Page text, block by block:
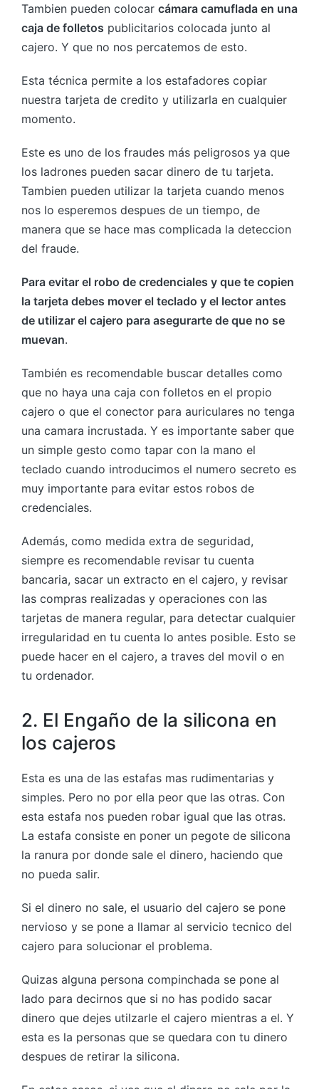
Tambien pueden colocar cámara camuflada en una
caja de folletos publicitarios colocada junto al
cajero. Y que no nos percatemos de esto.
Esta técnica permite a los estafadores copiar
nuestra tarjeta de credito y utilizarla en cualquier
momento.
Este es uno de los fraudes más peligrosos ya que
los ladrones pueden sacar dinero de tu tarjeta.
Tambien pueden utilizar la tarjeta cuando menos
nos lo esperemos despues de un tiempo, de
manera que se hace mas complicada la deteccion
del fraude.
Para evitar el robo de credenciales y que te copien
la tarjeta debes mover el teclado y el lector antes
de utilizar el cajero para asegurarte de que no se
muevan.
También es recomendable buscar detalles como
que no haya una caja con folletos en el propio
cajero o que el conector para auriculares no tenga
una camara incrustada. Y es importante saber que
un simple gesto como tapar con la mano el
teclado cuando introducimos el numero secreto es
muy importante para evitar estos robos de
credenciales.
Además, como medida extra de seguridad,
siempre es recomendable revisar tu cuenta
bancaria, sacar un extracto en el cajero, y revisar
las compras realizadas y operaciones con las
tarjetas de manera regular, para detectar cualquier
irregularidad en tu cuenta lo antes posible. Esto se
puede hacer en el cajero, a traves del movil o en
tu ordenador.
2. El Engaño de la silicona en
los cajeros
Esta es una de las estafas mas rudimentarias y
simples. Pero no por ella peor que las otras. Con
esta estafa nos pueden robar igual que las otras.
La estafa consiste en poner un pegote de silicona
la ranura por donde sale el dinero, haciendo que
no pueda salir.
Si el dinero no sale, el usuario del cajero se pone
nervioso y se pone a llamar al servicio tecnico del
cajero para solucionar el problema.
Quizas alguna persona compinchada se pone al
lado para decirnos que si no has podido sacar
dinero que dejes utilzarle el cajero mientras a el. Y
esta es la personas que se quedara con tu dinero
despues de retirar la silicona.